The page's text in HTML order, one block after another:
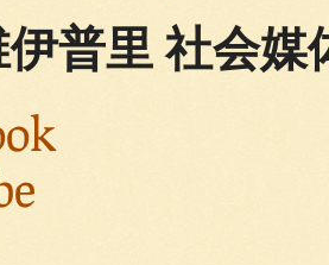
普里 社会媒